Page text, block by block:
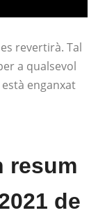
revertirà. Tal
a qualsevol
enganxat
resum
de